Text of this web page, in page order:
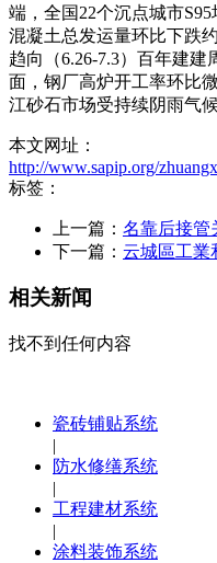
端，全国22个沉点城市
混凝土总发运量环比下跌
趋向（6.26-7.3）百年建
面，钢厂高炉开工率环比
江砂石市场受持续阴雨气候
本文网址：
http://www.sapip.org/
标签：
上一篇： 名靠后接管
下一篇： 云城區工業
相关新闻
找不到任何内容
瓷砖铺贴系统
|
防水修缮系统
|
工程建材系统
|
涂料装饰系统